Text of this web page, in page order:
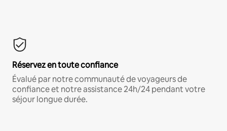
Réservez en toute confiance
Évalué par notre communauté de voyageurs de
confiance et notre assistance 24h/24 pendant votre
séjour longue durée.